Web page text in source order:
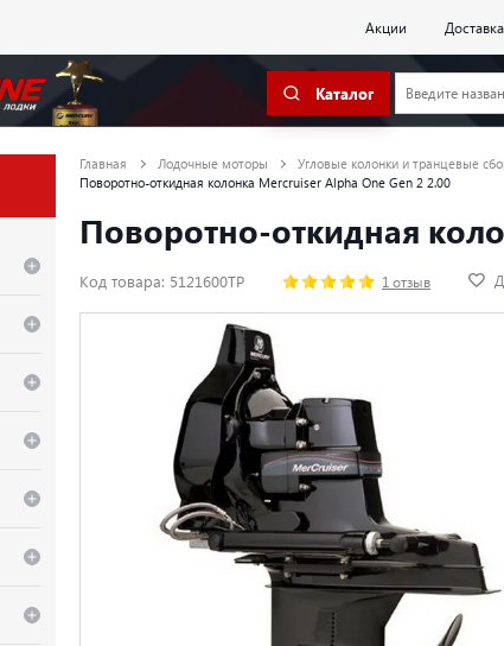
Акции Доставка
Каталог
Главная Лодочные моторы Угловые колонки и транцевые
Поворотно-откидная колонка Mercruiser Alpha One Gen 2 2.00
Поворотно-откидная
Код товара: 5121600TP 1 отзыв